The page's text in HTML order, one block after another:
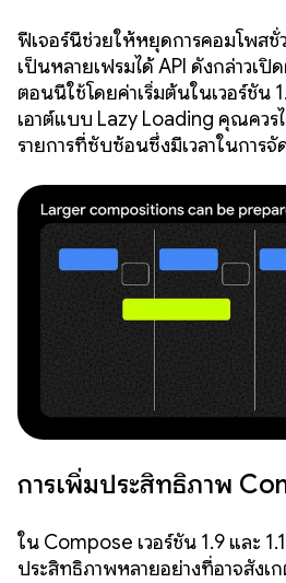
ฟีเจอร์นี้ช่วยให้หยุดการคอมโพสชั่
เป็นหลายเฟรมได้ API ดังกล่าวเปิ
ตอนนี้ใช้โดยค่าเริ่มต้นในเวอร์ชัน
เอาต์แบบ Lazy Loading คุณควร
รายการที่ซับซ้อนซึ่งมีเวลาในการ
การเพิ่มประสิทธิภาพ
ใน Compose เวอร์ชัน 1.9 และ
ประสิทธิภาพหลายอย่างที่อาจสังเก